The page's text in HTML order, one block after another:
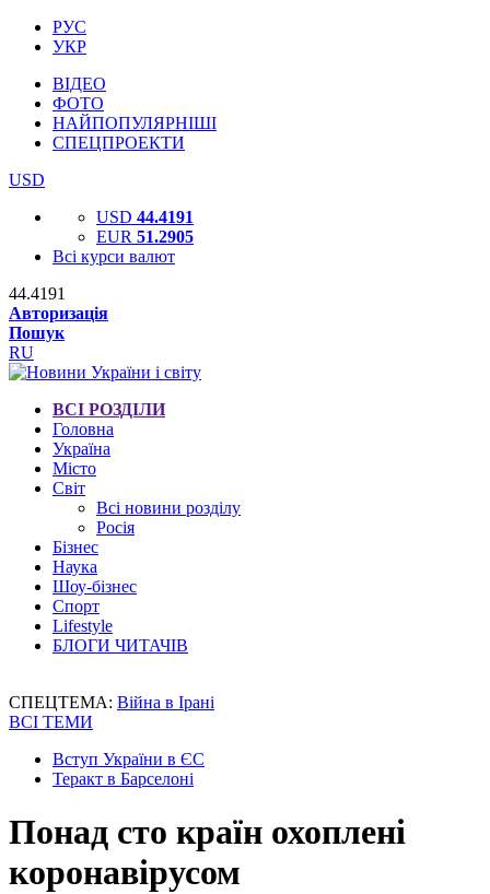
РУС
УКР
ВІДЕО
ФОТО
НАЙПОПУЛЯРНІШІ
СПЕЦПРОЕКТИ
USD
USD 44.4191
EUR 51.2905
Всі курси валют
44.4191
Авторизація
Пошук
RU
ВСІ РОЗДІЛИ
Головна
Україна
Місто
Світ
Всі новини розділу
Росія
Бізнес
Наука
Шоу-бізнес
Спорт
Lifestyle
БЛОГИ ЧИТАЧІВ
СПЕЦТЕМА: Війна в Ірані
ВСІ ТЕМИ
Вступ України в ЄС
Теракт в Барселоні
Понад сто країн охоплені
коронавірусом